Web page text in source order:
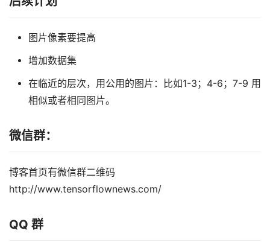
图片像素要提高
增加数据集
在临近的层次，用公用的图片：比如1-3；4-6；7-9 用
相似或者相同图片。
微信群：
博客首页有微信群二维码
http://www.tensorflownews.com/
QQ 群